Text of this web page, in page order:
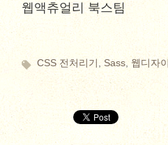
웹액츄얼리 북스팀
CSS 전처리기 ,Sass 웹디자